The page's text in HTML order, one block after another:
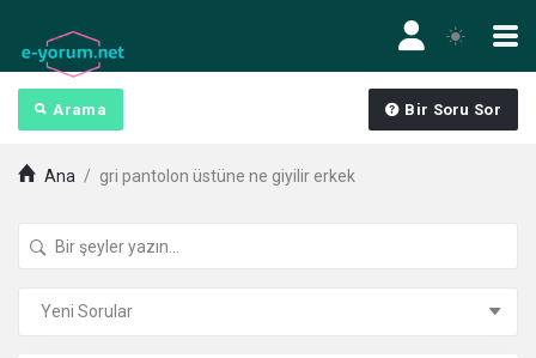
Arama Bir Soru Sor
Ana / gri pantolon üstüne ne giyilir erkek